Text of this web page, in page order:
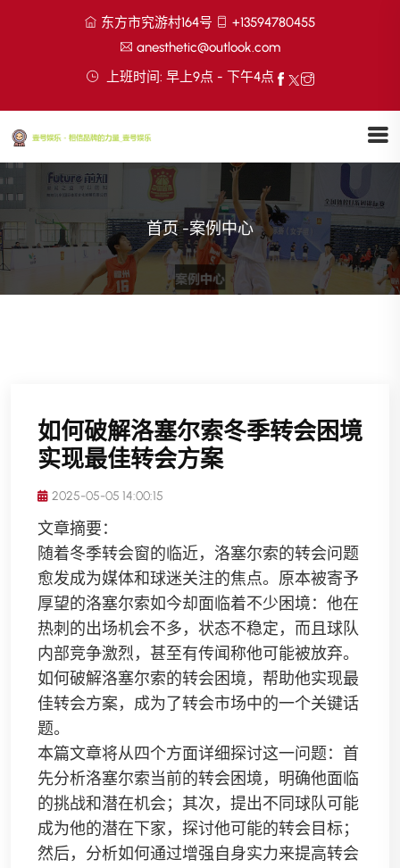
东方市究游村164号
+13594780455
anesthetic@outlook.com
上班时间: 早上9点 - 下午4点
首页-案例中心
如何破解洛塞尔索冬季转会困境
实现最佳转会方案
2025-05-05 14:00:15
文章摘要：
随着冬季转会窗的临近，洛塞尔索的转会问题
愈发成为媒体和球迷关注的焦点。原本被寄予
厚望的洛塞尔索如今却面临着不少困境：他在
热刺的出场机会不多，状态不稳定，而且球队
内部竞争激烈，甚至有传闻称他可能被放弃。
如何破解洛塞尔索的转会困境，帮助他实现最
佳转会方案，成为了转会市场中的一个关键话
题。
本篇文章将从四个方面详细探讨这一问题：首
先分析洛塞尔索当前的转会困境，明确他面临
的挑战和潜在机会；其次，提出不同球队可能
成为他的潜在下家，探讨他可能的转会目标；
然后，分析如何通过增强自身实力来提高转会